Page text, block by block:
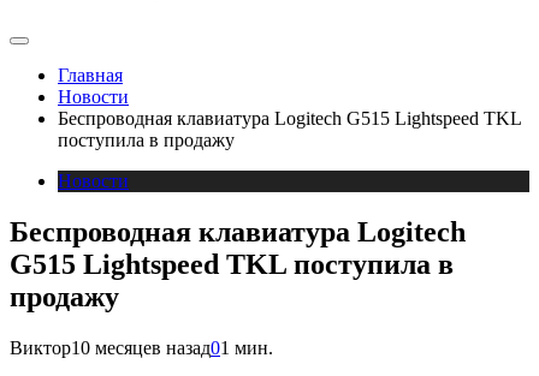
Главная
Новости
Беспроводная клавиатура Logitech G515 Lightspeed TKL
поступила в продажу
Новости
Беспроводная клавиатура Logitech
G515 Lightspeed TKL поступила в
продажу
Виктор10 месяцев назад01 мин.